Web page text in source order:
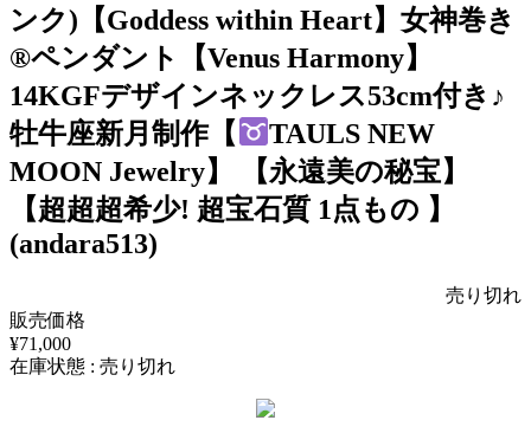
ンク)【Goddess within Heart】女神巻き
®ペンダント【Venus Harmony】
14KGFデザインネックレス53cm付き♪
牡牛座新月制作【
TAULS NEW
MOON Jewelry】 【永遠美の秘宝】
【超超超希少! 超宝石質 1点もの 】
(andara513)
売り切れ
販売価格
¥71,000
在庫状態 : 売り切れ